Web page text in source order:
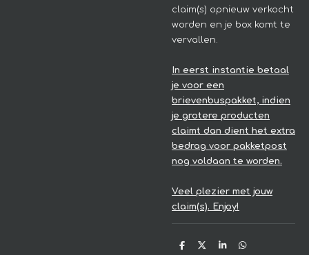
claim(s) opnieuw verkocht
worden en je box komt te
vervallen.
In eerst instantie betaal
je voor een
brievenbuspakket, indien
je grotere producten
claimt dan dient het extra
bedrag voor pakketpost
nog voldaan te worden.
Veel plezier met jouw
claim(s). Enjoy!
D
D
S
D